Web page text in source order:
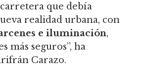
que debía
realidad urbana, con
e iluminación,
más seguros”, ha
Carazo.